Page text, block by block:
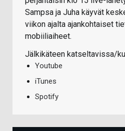
Sampsa ja Juha käyvät
viikon ajalta ajankohtaiset
mobiiliaiheet.
Jälkikäteen katseltavissa/
Youtube
iTunes
Spotify